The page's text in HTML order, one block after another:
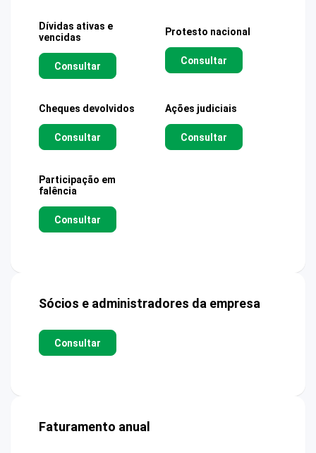
Dívidas ativas e
vencidas
Consultar
Protesto nacional
Consultar
Cheques devolvidos
Consultar
Ações judiciais
Consultar
Participação em
falência
Consultar
Sócios e administradores da empresa
Consultar
Faturamento anual